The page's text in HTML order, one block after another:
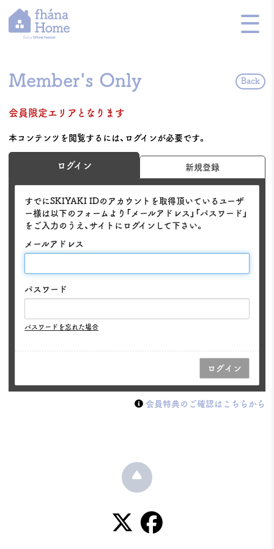
Member's Only Back
会員限定エリアとなります
本コンテンツを閲覧するには、ログインが必要です。
ログイン 新規登録
すでにSKIYAKI IDのアカウントを取得頂いているユーザ
ー様は以下のフォームより「メールアドレス」「パスワード」
をご入力のうえ、サイトにログインして下さい。
メールアドレス
パスワード
パスワードを忘れた場合
会員特典のご確認はこちらから